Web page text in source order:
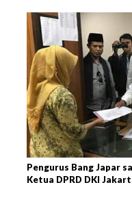
Pengurus Bang Japar
Ketua DPRD DKI